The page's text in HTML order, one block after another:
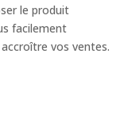
le produit
facilement
vos ventes.